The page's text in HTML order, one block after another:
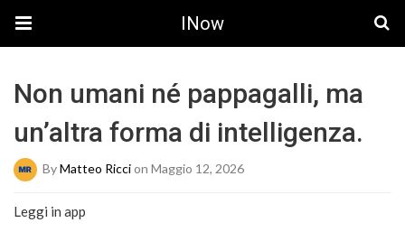
INow
Non umani né pappagalli, ma
un’altra forma di intelligenza.
ByMatteo Riccion Maggio 12, 2026
Leggi in app